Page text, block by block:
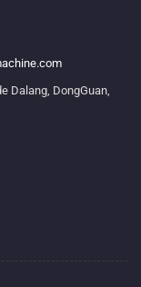
Dalang, DongGuan,